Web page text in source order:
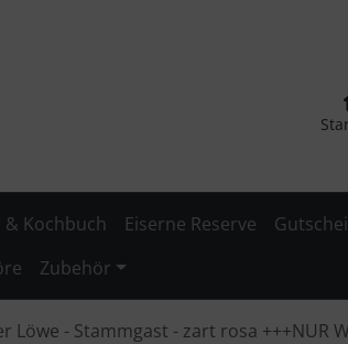
& Kochbuch Eiserne Reserve
Zubehör
Löwe - Stammgast - zart rosa +++NUR